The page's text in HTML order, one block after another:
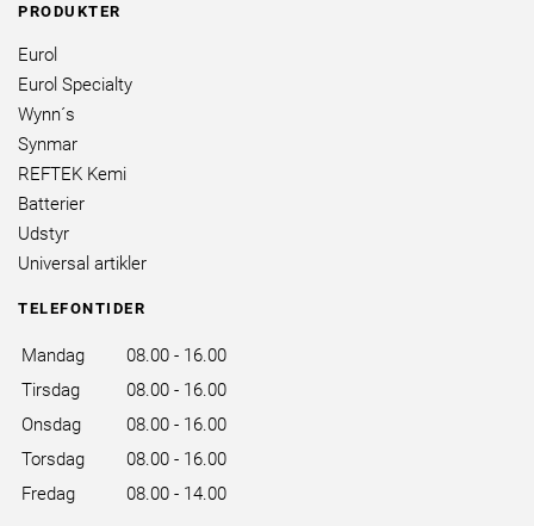
PRODUKTER
Eurol
Eurol Specialty
Wynn´s
Synmar
REFTEK Kemi
Batterier
Udstyr
Universal artikler
TELEFONTIDER
Mandag
08.00 - 16.00
Tirsdag
08.00 - 16.00
Onsdag
08.00 - 16.00
Torsdag
08.00 - 16.00
Fredag
08.00 - 14.00